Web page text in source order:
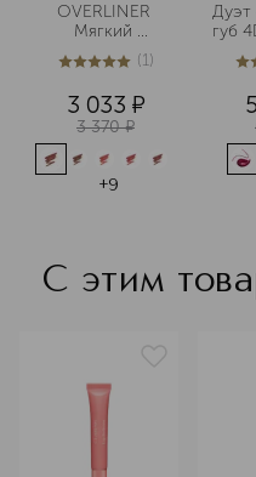
OVERLINER
Мягкий
моделирующий
5из 51 (1)
3 033 ¤
3 370 ¤
+9
Дуэт
губ
5
С этим